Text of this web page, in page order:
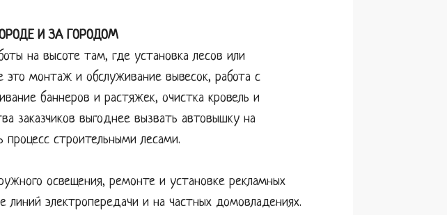
И ЗА ГОРОДОМ
на высоте там, где установка лесов или
монтаж и обслуживание вывесок, работа с
баннеров и растяжек, очистка кровель и
заказчиков выгоднее вызвать автовышку на
процесс строительными лесами.
освещения, ремонте и установке рекламных
линий электропередачи и на частных домовладениях.